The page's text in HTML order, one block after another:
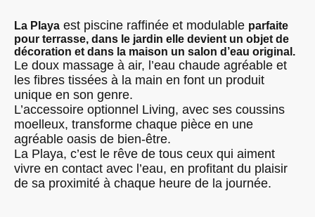
La Playa est piscine raffinée et modulable parfaite
pour terrasse, dans le jardin elle devient un objet de
décoration et dans la maison un salon d’eau original.
Le doux massage à air, l’eau chaude agréable et
les fibres tissées à la main en font un produit
unique en son genre.
L’accessoire optionnel Living, avec ses coussins
moelleux, transforme chaque pièce en une
agréable oasis de bien-être.
La Playa, c’est le rêve de tous ceux qui aiment
vivre en contact avec l’eau, en profitant du plaisir
de sa proximité à chaque heure de la journée.